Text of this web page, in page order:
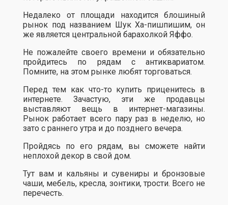
Недалеко от площади находится блошиный
рынок под названием Шук Ха-пишпишим, он
же является центральной барахолкой Яффо.
Не пожалейте своего времени и обязательно
пройдитесь по рядам с антиквариатом.
Помните, на этом рынке любят торговаться.
Перед тем как что-то купить приценитесь в
интернете. Зачастую, эти же продавцы
выставляют вещь в интернет-магазины.
Рынок работает всего пару раз в неделю, но
зато с раннего утра и до позднего вечера.
Пройдясь по его рядам, вы сможете найти
неплохой декор в свой дом.
Тут вам и кальяны и сувениры и бронзовые
чаши, мебель, кресла, зонтики, трости. Всего не
перечесть.